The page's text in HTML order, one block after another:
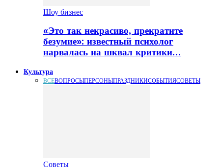
Шоу бизнес
«Это так некрасиво, прекратите
безумие»: известный психолог
нарвалась на шквал критики…
Культура
ВСЕВОПРОСЫПЕРСОНЫПРАЗДНИКИСОБЫТИЯСОВЕТЫ
Советы